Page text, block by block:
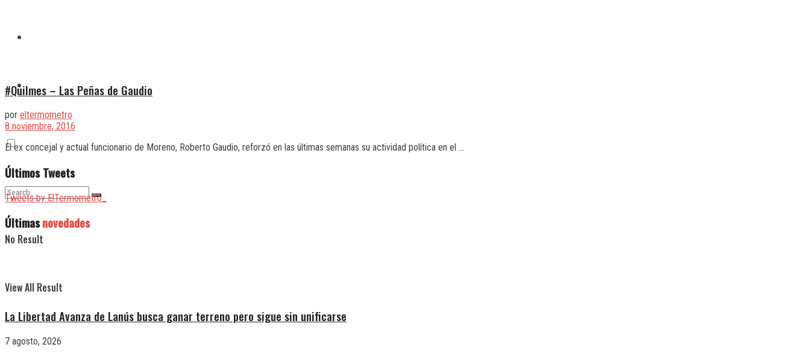
No Result
View All Result
#Quilmes – Las Peñas de Gaudio
por eltermometro
8 noviembre, 2016
El ex concejal y actual funcionario de Moreno, Roberto Gaudio, reforzó en las últimas semanas su actividad política en el ...
Últimos Tweets
Tweets by ElTermometro_
Últimasnovedades
La Libertad Avanza de Lanús busca ganar terreno pero sigue sin unificarse
7 agosto, 2026